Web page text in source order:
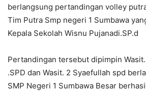
berlangsung pertandingan volley
Tim Putra Smp negeri 1 Sumbawa
Kepala Sekolah Wisnu Pujanadi.SP.d
Pertandingan tersebut dipimpin
.SPD dan Wasit. 2 Syaefullah spd
SMP Negeri 1 Sumbawa Besar